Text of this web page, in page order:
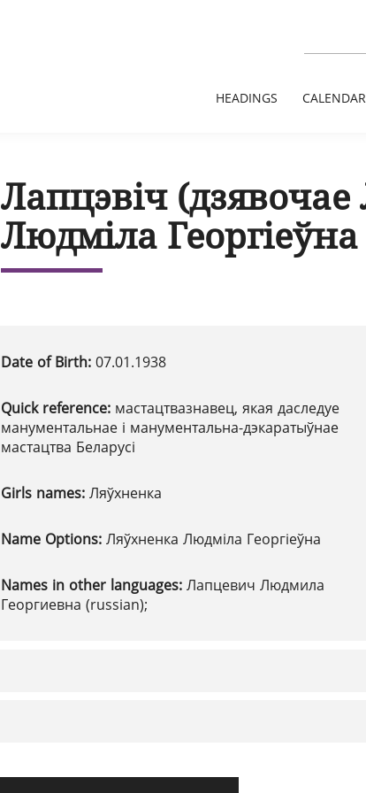
HEADINGS CALENDAR
Лапцэвіч
Людміла Георгіеўна
Date of Birth: 07.01.1938
Quick reference: мастацтвазнавец, якая даследуе
манументальнае і манументальна-дэкаратыўнае
мастацтва Беларусі
Girls names: Ляўхненка
Name Options: Ляўхненка Людміла Георгіеўна
Names in other languages: Лапцевич Людмила
Георгиевна (russian);